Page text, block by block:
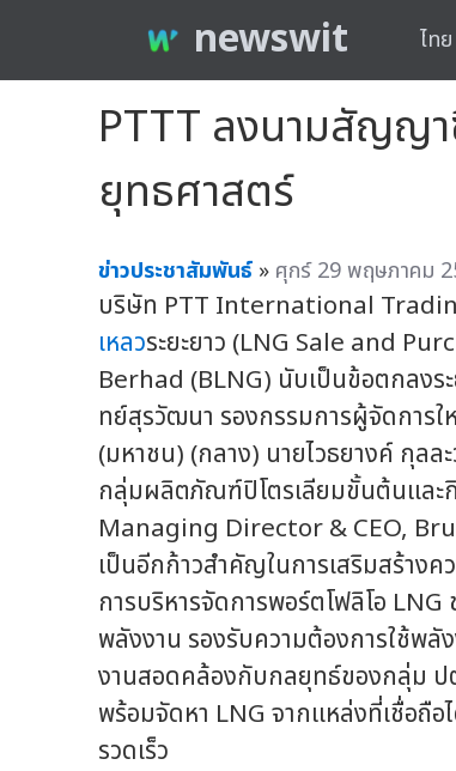
newswit ไทย
PTTT ลงนามสัญญา
ยุทธศาสตร์
ข่าวประชาสัมพันธ์ » ศุกร์ 29 พฤษภาคม
บริษัท PTT International
เหลวระยะยาว (LNG Sale and
Berhad (BLNG) นับเป็นข้อตกลงร
ทย์สุรวัฒนา รองกรรมการผู้จัดการ
(มหาชน) (กลาง) นายไวธยางค์ กุล
กลุ่มผลิตภัณฑ์ปิโตรเลียมขั้นต้นและ
Managing Director & CEO,
เป็นอีกก้าวสำคัญในการเสริมสร้าง
การบริหารจัดการพอร์ตโฟลิโอ
พลังงาน รองรับความต้องการใช้พลั
งานสอดคล้องกับกลยุทธ์ของกลุ่ม ป
พร้อมจัดหา LNG จากแหล่งที่เชื่อถื
รวดเร็ว